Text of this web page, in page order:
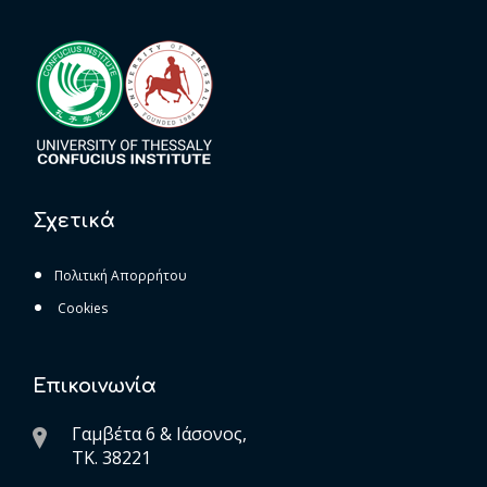
Σχετικά
Πολιτική Απορρήτου
Cookies
Επικοινωνία
Γαμβέτα 6 & Ιάσονος,
ΤK. 38221